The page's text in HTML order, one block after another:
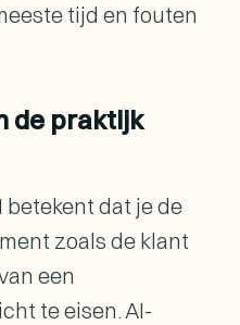
tijd en fouten
de praktijk
dat je de
zoals de klant
een
te eisen. AI-